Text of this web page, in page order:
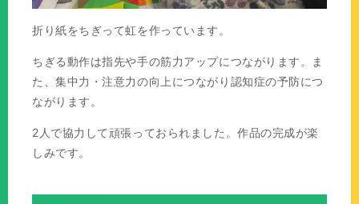
折り紙をちぎって虹を作っています。
ちぎる動作は指先や手の筋力アップにつながります。ま
た、集中力・注意力の向上につながり認知症の予防につ
ながります。
2人で協力して頑張っておられました。作品の完成が楽
しみです。